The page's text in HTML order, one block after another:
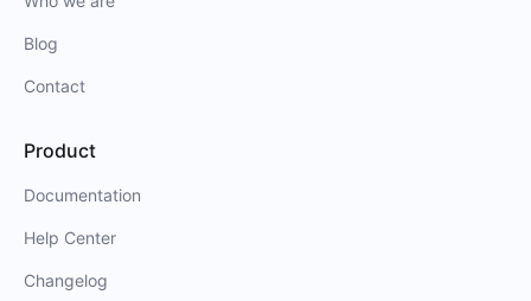
Blog
Contact
Product
Documentation
Help Center
Changelog